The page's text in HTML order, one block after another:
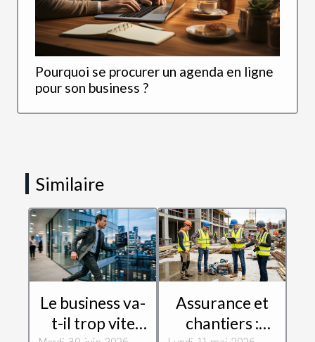
Pourquoi se procurer un agenda en ligne
pour son business ?
Similaire
Le business va-
t-il trop vite
Assurance et
chantiers :